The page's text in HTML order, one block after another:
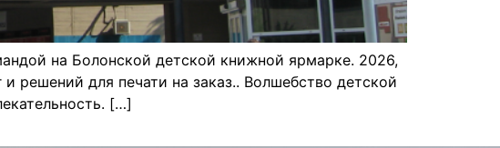
на Болонской детской книжной ярмарке. 2026,
решений для печати на заказ.. Волшебство детской
[…]